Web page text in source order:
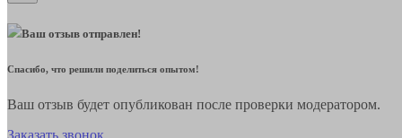
Ваш отзыв отправлен!
Спасибо, что решили поделиться опытом!
Ваш отзыв будет опубликован после проверки модератором.
Заказать звонок